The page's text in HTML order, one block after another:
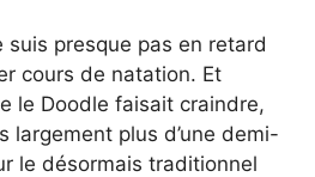
suis presque pas en retard
cours de natation. Et
le Doodle faisait craindre,
largement plus d’une demi-
le désormais traditionnel